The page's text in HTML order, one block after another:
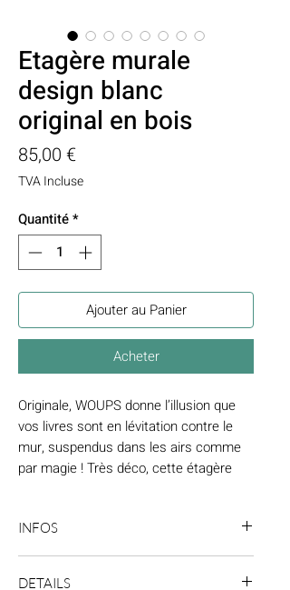
Etagère murale
design blanc
original en bois
85,00 €Prix
TVA Incluse
Quantité*
Ajouter au Panier
Acheter
Originale, WOUPS donne l’illusion que
vos livres sont en lévitation contre le
mur, suspendus dans les airs comme
par magie ! Très déco, cette étagère
par son esthétique épurée et son
intemporalité, cette Etagère
INFOS
pour la partie métallique et une cheville
DETAILS